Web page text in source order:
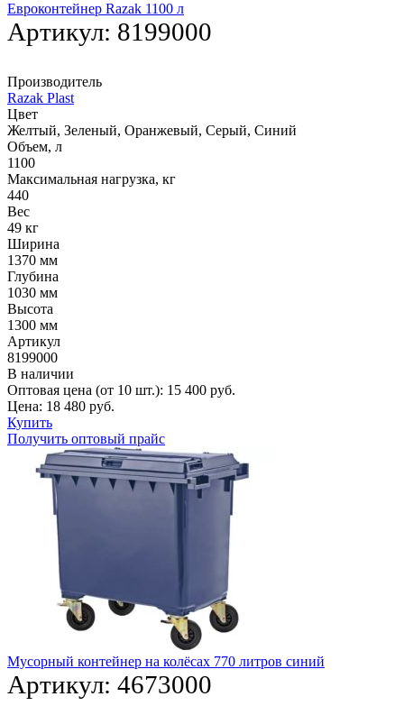
Евроконтейнер Razak 1100 л
Артикул: 8199000
Производитель
Razak Plast
Цвет
Желтый, Зеленый, Оранжевый, Серый, Синий
Объем, л
1100
Максимальная нагрузка, кг
440
Вес
49 кг
Ширина
1370 мм
Глубина
1030 мм
Высота
1300 мм
Артикул
8199000
В наличии
Оптовая цена (от 10 шт.): 15 400 руб.
Цена: 18 480 руб.
Купить
Получить оптовый прайс
Мусорный контейнер на колёсах 770 литров синий
Артикул: 4673000